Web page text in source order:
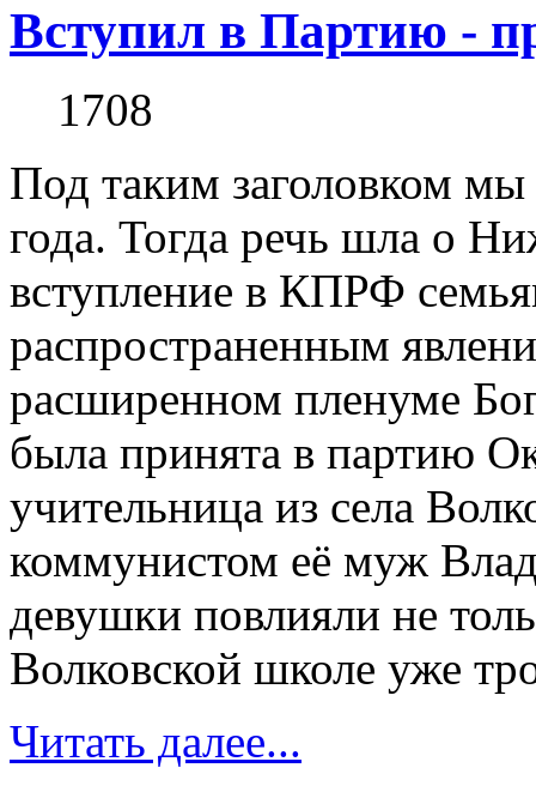
Вступил в Партию -
1708
Под таким заголовком мы
года. Тогда речь шла о
вступление в КПРФ
распространенным
расширенном пленуме
была принята в партию
учительница из села
коммунистом её муж
девушки повлияли не
Волковской школе уже
Читать далее...